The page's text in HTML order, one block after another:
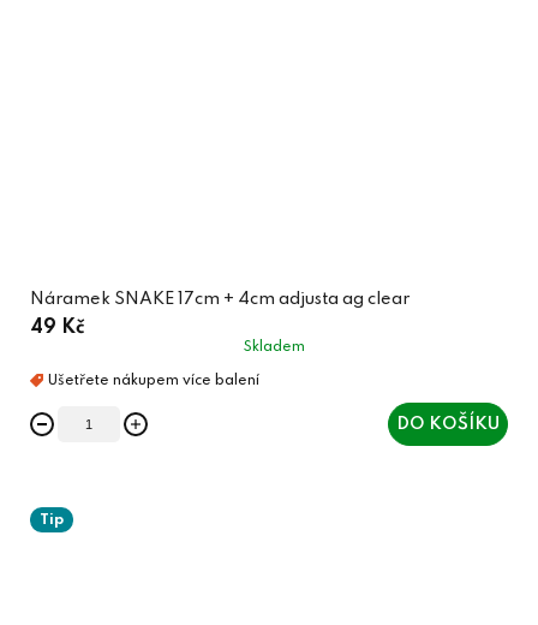
Náramek SNAKE 17cm + 4cm adjusta ag clear
49 Kč
Skladem
DO KOŠÍKU
Tip